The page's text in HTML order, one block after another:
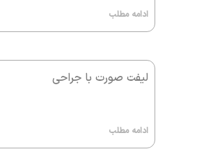
ادامه مطلب
لیفت صورت با جراحی
ادامه مطلب